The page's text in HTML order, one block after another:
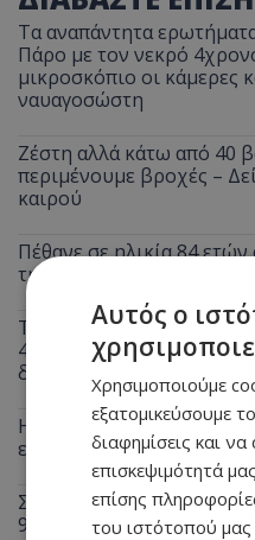
Τα αναπάντητα
Πάρο με τον νεκρό
μικροσκόπιο οι κάμερες
ναυαγοσώστη
Ζέστη αλλά κάτω από 40
περιμένουμε βροχές –
καιρού
Πέθανε σε ηλικία 84
της θρυλικής σειράς
Τραγωδία στη Πάρο:
4χρονου που πνίγηκε σε
δευτερόλεπτο από την
Η Κύπρος του 2070: Όταν
είναι άνω των 65 ετών -
Σαρωτικοί έλεγχοι της
9 συλλήψεις και 370
Αυτός ο
Χρησιμοποιούμε
εξατομικεύσουμε
διαφημίσεις και
επισκεψιμότητά
επίσης
του ιστότοπού